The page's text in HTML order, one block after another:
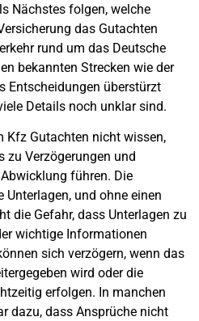
Nächstes folgen, welche
das Gutachten
rund um das Deutsche
bekannten Strecken wie der
Entscheidungen überstürzt
Details noch unklar sind.
Kfz Gutachten nicht wissen,
zu Verzögerungen und
führen. Die
und ohne einen
die Gefahr, dass Unterlagen zu
wichtige Informationen
sich verzögern, wenn das
wird oder die
erfolgen. In manchen
dazu, dass Ansprüche nicht